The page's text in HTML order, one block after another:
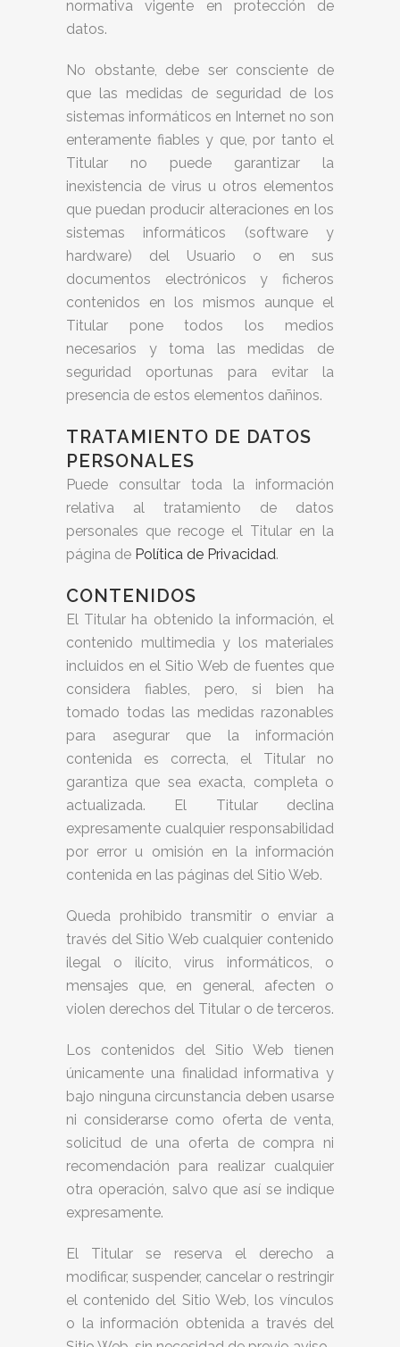
normativa vigente en protección de
datos.
No obstante, debe ser consciente de
que las medidas de seguridad de los
sistemas informáticos en Internet no son
enteramente fiables y que, por tanto el
Titular no puede garantizar la
inexistencia de virus u otros elementos
que puedan producir alteraciones en los
sistemas informáticos (software y
hardware) del Usuario o en sus
documentos electrónicos y ficheros
contenidos en los mismos aunque el
Titular pone todos los medios
necesarios y toma las medidas de
seguridad oportunas para evitar la
presencia de estos elementos dañinos.
TRATAMIENTO DE DATOS
PERSONALES
Puede consultar toda la información
relativa al tratamiento de datos
personales que recoge el Titular en la
página de Política de Privacidad.
CONTENIDOS
El Titular ha obtenido la información, el
contenido multimedia y los materiales
incluidos en el Sitio Web de fuentes que
considera fiables, pero, si bien ha
tomado todas las medidas razonables
para asegurar que la información
contenida es correcta, el Titular no
garantiza que sea exacta, completa o
actualizada. El Titular declina
expresamente cualquier responsabilidad
por error u omisión en la información
contenida en las páginas del Sitio Web.
Queda prohibido transmitir o enviar a
través del Sitio Web cualquier contenido
ilegal o ilícito, virus informáticos, o
mensajes que, en general, afecten o
violen derechos del Titular o de terceros.
Los contenidos del Sitio Web tienen
únicamente una finalidad informativa y
bajo ninguna circunstancia deben usarse
ni considerarse como oferta de venta,
solicitud de una oferta de compra ni
recomendación para realizar cualquier
otra operación, salvo que así se indique
expresamente.
El Titular se reserva el derecho a
modificar, suspender, cancelar o restringir
el contenido del Sitio Web, los vínculos
o la información obtenida a través del